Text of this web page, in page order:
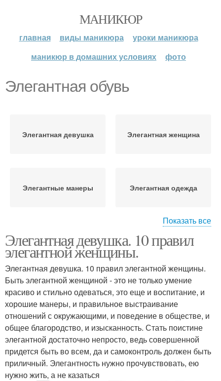
МАНИКЮР
главная виды маникюра
уроки маникюра
маникюр в домашних условиях
фото
Элегантная обувь
Элегантная девушка Элегантная женщина
Элегантные манеры Элегантная одежда
Элегантные женщины Элегантные образа
Показать все
Элегантная девушка. 10 правил
элегантной женщины.
Элегантная девушка. 10 правил элегантной женщины.
Быть элегантной женщиной - это не только умение
красиво и стильно одеваться, это еще и воспитание, и
хорошие манеры, и правильное выстраивание
отношений с окружающими, и поведение в обществе, и
общее благородство, и изысканность. Стать поистине
элегантной достаточно непросто, ведь совершенной
придется быть во всем, да и самоконтроль должен быть
приличный. Элегантность нужно прочувствовать, ею
нужно жить, а не казаться